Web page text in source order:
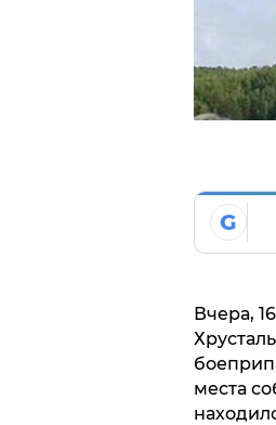
G
Вчера,
места